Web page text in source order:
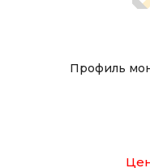
Профиль